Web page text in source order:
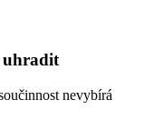
uhradit
nevybírá